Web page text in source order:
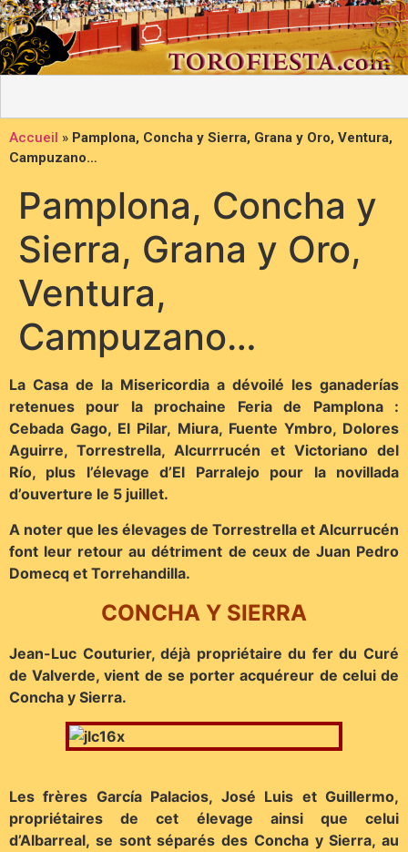
Accueil » Pamplona, Concha y Sierra, Grana y Oro, Ventura,
Campuzano…
Pamplona, Concha y
Sierra, Grana y Oro,
Ventura,
Campuzano…
La Casa de la Misericordia a dévoilé les ganaderías
retenues pour la prochaine Feria de Pamplona :
Cebada Gago, El Pilar, Miura, Fuente Ymbro, Dolores
Aguirre, Torrestrella, Alcurrrucén et Victoriano del
Río, plus l’élevage d’El Parralejo pour la novillada
d’ouverture le 5 juillet.
A noter que les élevages de Torrestrella et Alcurrucén
font leur retour au détriment de ceux de Juan Pedro
Domecq et Torrehandilla.
CONCHA Y SIERRA
Jean-Luc Couturier, déjà propriétaire du fer du Curé
de Valverde, vient de se porter acquéreur de celui de
Concha y Sierra.
Les frères García Palacios, José Luis et Guillermo,
propriétaires de cet élevage ainsi que celui
d’Albarreal, se sont séparés des Concha y Sierra, au